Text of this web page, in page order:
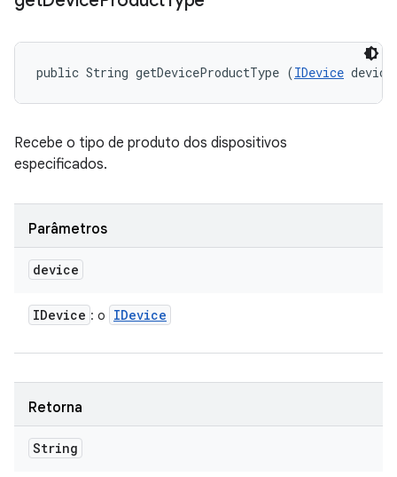
public String getDeviceProductType (IDevice
Recebe o tipo de produto dos dispositivos
especificados.
Parâmetros
device
IDevice : o IDevice
Retorna
String